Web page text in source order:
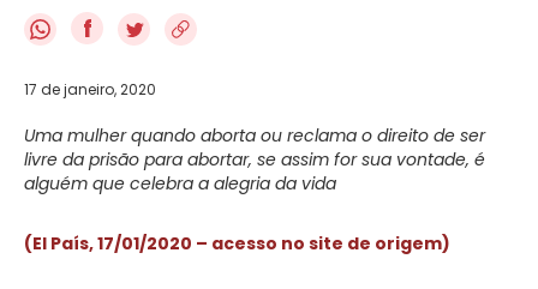
f
17 de janeiro, 2020
Uma mulher quando aborta ou reclama o direito de ser
livre da prisão para abortar, se assim for sua vontade, é
alguém que celebra a alegria da vida
(El País, 17/01/2020 – acesso no site de origem)